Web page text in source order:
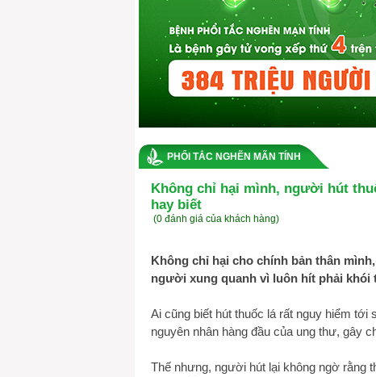
PHỔI TẮC NGHẼN MÃN TÍNH
Không chỉ hại mình, người hút
hay biết
(0 đánh giá của khách hàng)
Không chỉ hại cho chính bản thân
người xung quanh vì luôn hít phải khói
Ai cũng biết hút thuốc lá rất nguy hiểm
nguyên nhân hàng đầu của ung thư, gây
Thế nhưng, người hút lại không ngờ rằng